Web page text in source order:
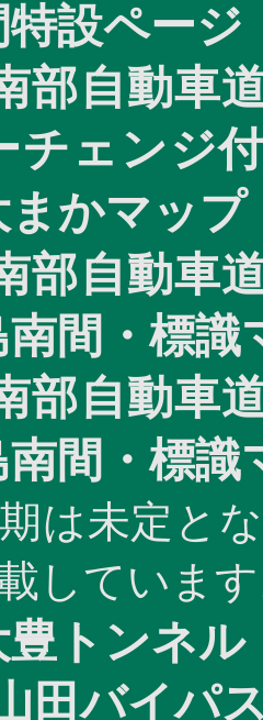
特設ペー
部自動車
チェンジ
まかマッ
部自動車
間・標識
部自動車
間・標識
は未定と
していま
豊トンネ
田バイ